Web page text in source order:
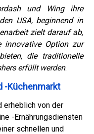
und Wing ihre
USA, beginnend in
zielt darauf ab,
innovative Option zur
die traditionelle
erfüllt werden.
-Küchenmarkt
erheblich von der
-Ernährungsdiensten
schnellen und